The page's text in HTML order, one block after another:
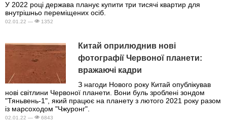
У 2022 році держава планує купити три тисячі квартир для
внутрішньо переміщених осіб.
02.01.22 — 1352
Китай оприлюднив нові
фотографії Червоної планети:
вражаючі кадри
З нагоди Нового року Китай опублікував
нові світлини Червоної планети. Вони буль зроблені зондом
"Тяньвень-1", який працює на планету з лютого 2021 року разом
із марсоходом "Чжуронг".
02.01.22 — 6843